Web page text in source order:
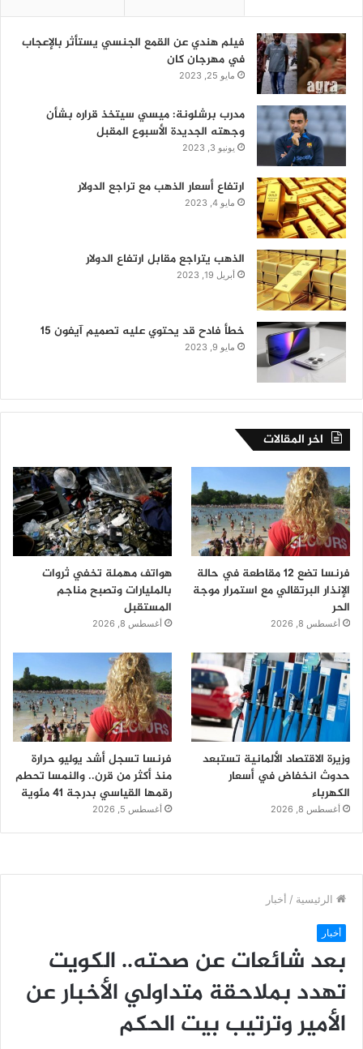
فيلم هندي عن القمع الجنسي يستأثر بالإعجاب
في مهرجان كان
مايو 25, 2023
مدرب برشلونة: ميسي سيتخذ قراره بشأن
وجهته الجديدة الأسبوع المقبل
يونيو 3, 2023
ارتفاع أسعار الذهب مع تراجع الدولار
مايو 4, 2023
الذهب يتراجع مقابل ارتفاع الدولار
أبريل 19, 2023
خطأ فادح قد يحتوي عليه تصميم آيفون 15
مايو 9, 2023
اخر المقالات
فرنسا تضع 12 مقاطعة في حالة
الإنذار البرتقالي مع استمرار موجة
الحر
أغسطس 8, 2026
هواتف مهملة تخفي ثروات
بالمليارات وتصبح مناجم
المستقبل
أغسطس 8, 2026
وزيرة الاقتصاد الألمانية تستبعد
حدوث انخفاض في أسعار
الكهرباء
أغسطس 8, 2026
فرنسا تسجل أشد يوليو حرارة
منذ أكثر من قرن.. والنمسا تحطم
رقمها القياسي بدرجة 41 مئوية
أغسطس 5, 2026